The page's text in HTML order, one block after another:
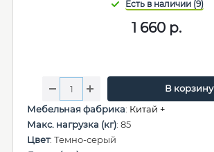
1 660 р.
В корзину
Мебельная фабрика: Китай +
Макс. нагрузка (кг): 85
Цвет: Темно-серый